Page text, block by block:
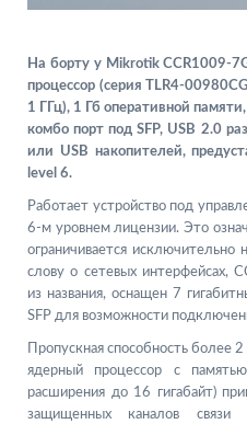
На борту у Mikrotik CCR1009-
процессор (серия TLR4-
1 ГГц), 1 Гб оперативной
комбо порт под SFP, USB 2.0
или USB накопителей,
level 6.
Работает устройство под
6-м уровнем лицензии. Это
ограничивается
слову о сетевых интерфейсах,
из названия, оснащен 7
SFP для возможности
Пропускная способность более
ядерный процессор с
расширения до 16 гигабайт)
защищенных каналов